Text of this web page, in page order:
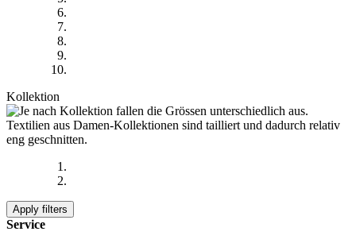
Kollektion
Apply filters
Service